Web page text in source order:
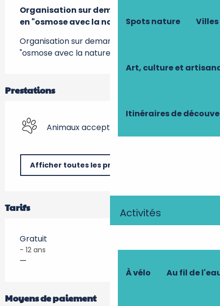
Spots nature
Art, culture et
Itinéraires de
Activités
À vélo Au fil de
Organisation sur demande de randonnées
en "osmose avec la nature".
Organisation sur demande de randonnées en
"osmose avec la nature".
Prestations
Animaux acceptés
Afficher toutes les prestations
Tarifs
Gratuit
- 12 ans
—
Moyens de paiement